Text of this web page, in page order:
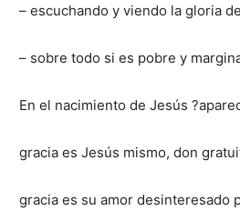
– escuchando y viendo la gloria
– sobre todo si es pobre y
En el nacimiento de Jesús
gracia es Jesús mismo, don
gracia es su amor desinteresado